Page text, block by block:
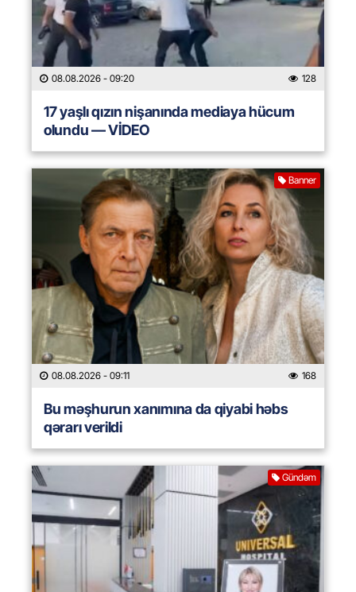
08.08.2026 - 09:20 128
17 yaşlı qızın nişanında mediaya hücum
olundu — VİDEO
Banner
08.08.2026 - 09:11 168
Bu məşhurun xanımına da qiyabi həbs
qərarı verildi
Gündəm